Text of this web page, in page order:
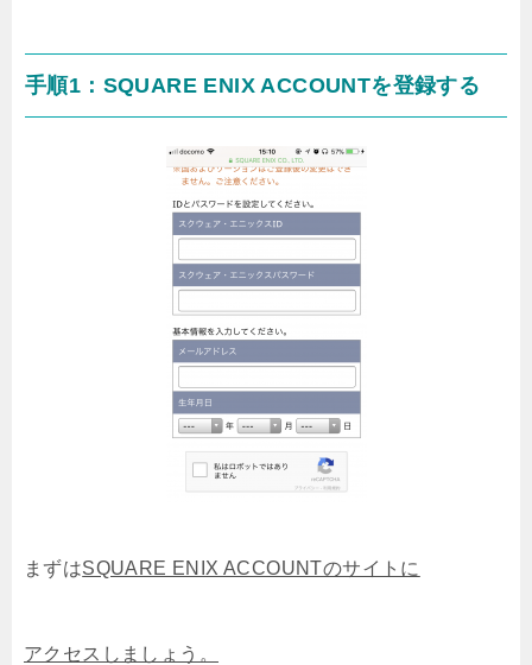
手順1： SQUARE ENIX ACCOUNTを登録する
まずはSQUARE ENIX ACCOUNTのサイトに
アクセスしましょう。